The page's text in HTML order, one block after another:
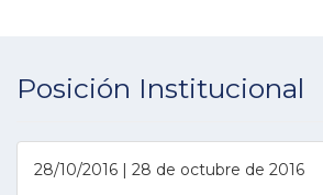
Posición Institucional
28/10/2016 | 28 de octubre de 2016